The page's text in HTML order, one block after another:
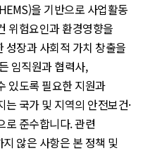
을 기반으로 사업활동
위험요인과 환경영향을
성장과 사회적 가치 창출을
임직원과 협력사,
있도록 필요한 지원과
국가 및 지역의 안전보건·
로 준수합니다. 관련
않은 사항은 본 정책 및